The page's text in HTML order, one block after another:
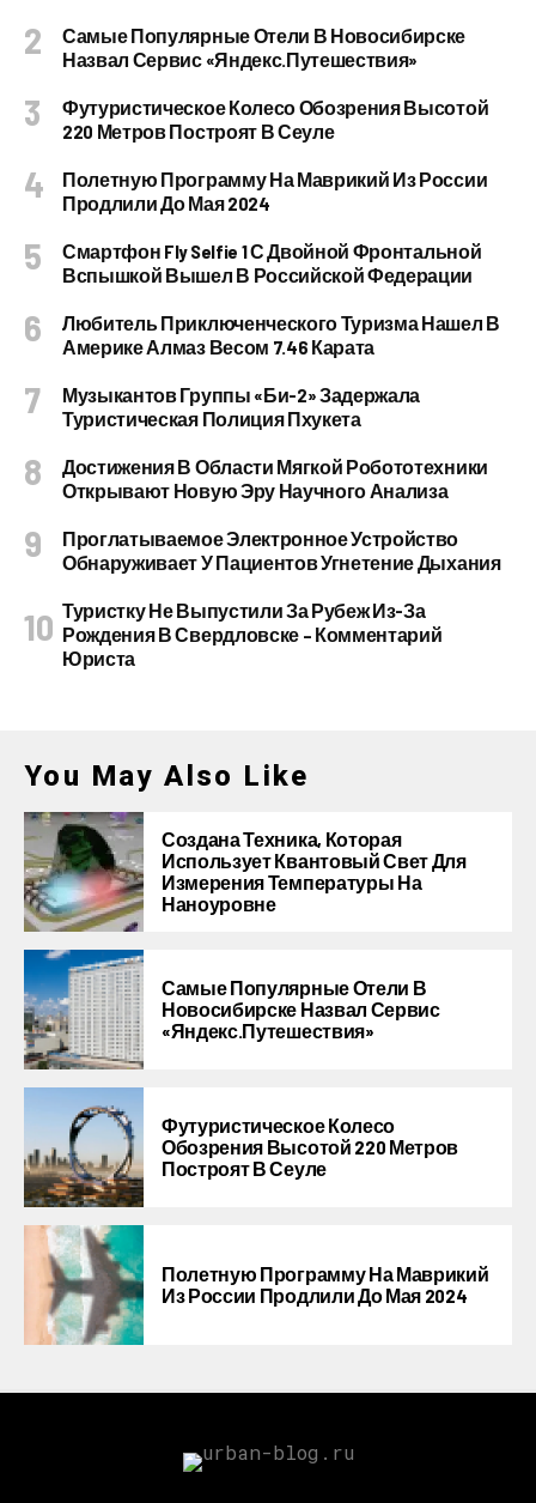
Самые Популярные Отели В Новосибирске
Назвал Сервис «Яндекс.Путешествия»
Футуристическое Колесо Обозрения Высотой
220 Метров Построят В Сеуле
Полетную Программу На Маврикий Из России
Продлили До Мая 2024
Смартфон Fly Selfie 1 С Двойной Фронтальной
Вспышкой Вышел В Российской Федерации
Любитель Приключенческого Туризма Нашел В
Америке Алмаз Весом 7.46 Карата
Музыкантов Группы «Би-2» Задержала
Туристическая Полиция Пхукета
Достижения В Области Мягкой Робототехники
Открывают Новую Эру Научного Анализа
Проглатываемое Электронное Устройство
Обнаруживает У Пациентов Угнетение Дыхания
Туристку Не Выпустили За Рубеж Из-За
Рождения В Свердловске – Комментарий
Юриста
You May Also Like
Создана Техника, Которая
Использует Квантовый Свет Для
Измерения Температуры На
Наноуровне
Самые Популярные Отели В
Новосибирске Назвал Сервис
«Яндекс.Путешествия»
Футуристическое Колесо
Обозрения Высотой 220 Метров
Построят В Сеуле
Полетную Программу На Маврикий
Из России Продлили До Мая 2024